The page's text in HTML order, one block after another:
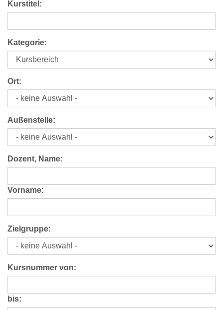
Kurstitel:
Kategorie:
Ort:
Außenstelle:
Dozent, Name:
Vorname:
Zielgruppe:
Kursnummer von:
bis: